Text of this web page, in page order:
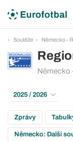
Soutěže Německo -
Německo
2025 / 2026
Zprávy
Německo: Další